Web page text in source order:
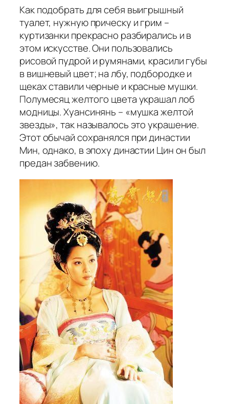
Как подобрать для себя выигрышный
туалет, нужную прическу и грим –
куртизанки прекрасно разбирались и в
этом искусстве. Они пользовались
рисовой пудрой и румянами, красили губы
в вишневый цвет; на лбу, подбородке и
щеках ставили черные и красные мушки.
Полумесяц желтого цвета украшал лоб
модницы. Хуансинянь – «мушка желтой
звезды», так называлось это украшение.
Этот обычай сохранялся при династии
Мин, однако, в эпоху династии Цин он был
предан забвению.